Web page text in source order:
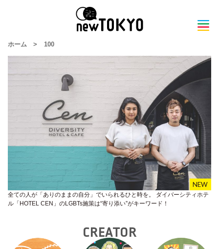
ホーム > 100
全ての人が「ありのままの自分」でいられるひと時を。 ダイバーシティホテ
ル「HOTEL CEN」のLGBTs施策は“寄り添い”がキーワード！
CREATOR